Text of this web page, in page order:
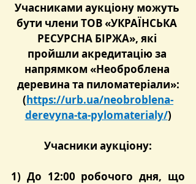
Учасниками аукціону можуть
бути члени ТОВ «УКРАЇНСЬКА
РЕСУРСНА БІРЖА», які
пройшли акредитацію за
напрямком «Необроблена
деревина та пиломатеріали»:
(https://urb.ua/neobroblena-
derevyna-ta-pylomaterialy/)
Учасники аукціону:
1) До 12:00 робочого дня, що